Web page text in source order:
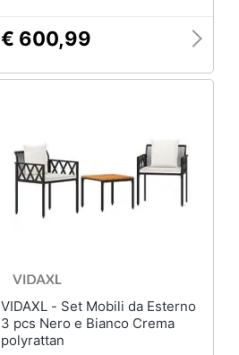
€ 600,99
VIDAXL - Set Mobili da Esterno
3 pcs Nero e Bianco Crema
polyrattan